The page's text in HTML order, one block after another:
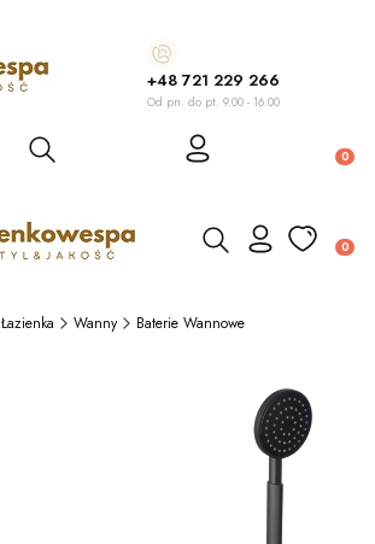
+48 721 229 266
Od pn. do pt. 9.00 - 16.00
Otwórz wyszukiwarkę
Otwórz wyszukiwarkę
Łazienka Wanny Baterie Wannowe